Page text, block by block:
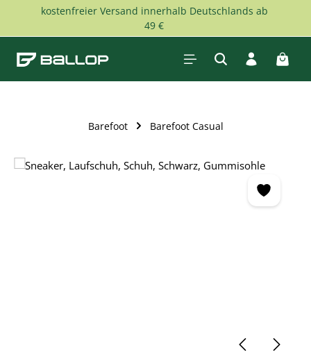
Zum Hauptinhalt springen
kostenfreier Versand innerhalb Deutschlands ab
49 €
Barefoot Barefoot Casual
Bildergalerie überspringen